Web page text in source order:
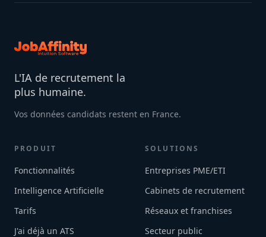
L'IA de recrutement la
plus humaine.
Vos données candidats restent en France.
PRODUIT
Fonctionnalités
Intelligence Artificielle
Tarifs
J'ai déjà un ATS
SOLUTIONS
Entreprises PME/ETI
Cabinets de recrutement
Réseaux et franchises
Secteur public